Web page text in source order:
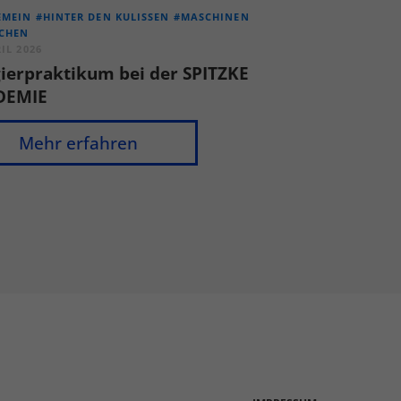
#HINTER DEN KULISSEN #MASCHINEN
bei der SPITZKE
Mehr erfahren